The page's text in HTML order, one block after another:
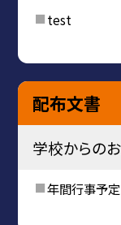
test
配布文書
学校からの
年間行事予定